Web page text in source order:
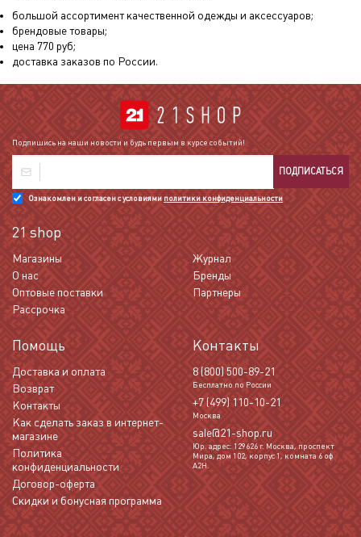
большой ассортимент качественной одежды и аксессуаров;
брендовые товары;
цена 770 руб;
доставка заказов по России.
Подпишись на наши новости и будь первым в курсе событий!
ПОДПИСАТЬСЯ
Ознакомлен и согласен с условиямиполитики конфиденциальности
21 shop
Магазины
Журнал
О нас
Бренды
Оптовые поставки
Партнеры
Рассрочка
Помощь
Доставка и оплата
Возврат
Контакты
Как сделать заказ в интернет-
магазине
Политика
конфиденциальности
Договор-оферта
Скидки и бонусная программа
Контакты
8 (800) 500-89-21
Бесплатно по России
+7 (499) 110-10-21
Москва
sale@21-shop.ru
Юр. адрес: 129626 г. Москва, проспект
Мира, дом 102, корпус 1, комната 6 оф
А2Н.